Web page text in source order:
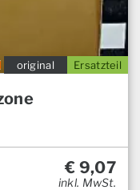
Ersatzteil
original
€ 9,07
inkl. MwSt.